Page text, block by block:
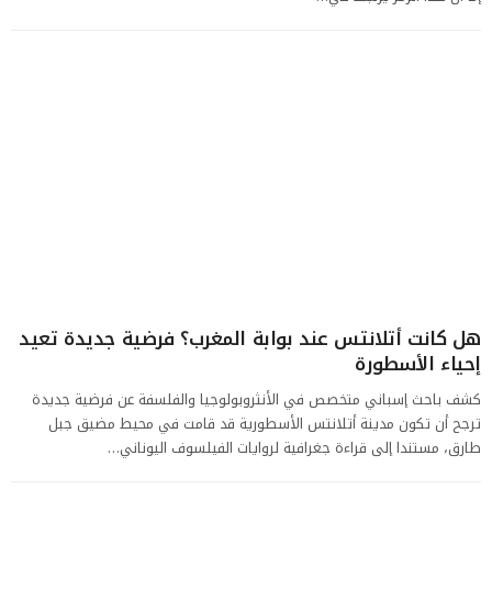
هل كانت أتلانتس عند بوابة المغرب؟ فرضية جديدة تعيد
إحياء الأسطورة
كشف باحث إسباني متخصص في الأنثروبولوجيا والفلسفة عن فرضية جديدة
ترجح أن تكون مدينة أتلانتس الأسطورية قد قامت في محيط مضيق جبل
طارق، مستندا إلى قراءة جغرافية لروايات الفيلسوف اليوناني…